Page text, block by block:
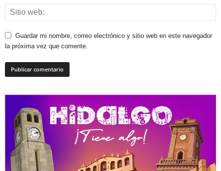
Guardar mi nombre, correo electrónico y sitio web en este navegador
la próxima vez que comente.